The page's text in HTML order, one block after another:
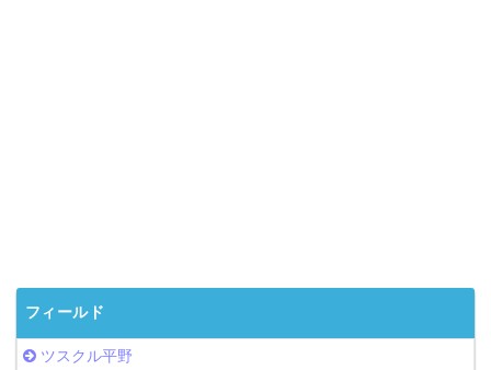
フィールド
ツスクル平野